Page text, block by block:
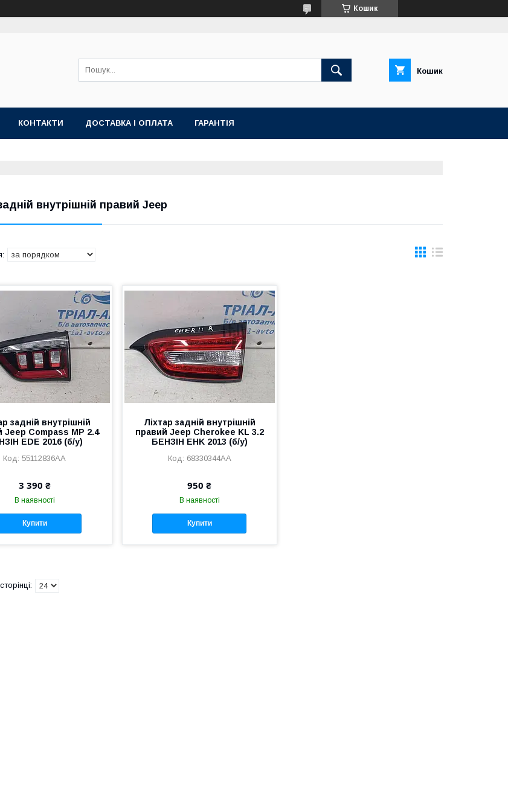
Кошик
Кошик
КОНТАКТИ ДОСТАВКА І ОПЛАТА ГАРАНТІЯ
внутрішній правий Jeep
задній внутрішній
Jeep Compass MP 2.4
EDE 2016 (б/у)
55112836AA
3 390 ₴
В наявності
Купити
Ліхтар задній внутрішній
правий Jeep Cherokee KL 3.2
БЕНЗІН EHK 2013 (б/у)
68330344AA
950 ₴
В наявності
Купити